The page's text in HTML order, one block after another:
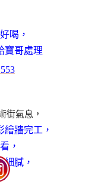
喝，
寶哥處理
街氣息，
牆完工，
，
膩，